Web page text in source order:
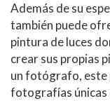
Además de su
también puede
pintura de luces
crear sus propias
un fotógrafo, este
fotografías únicas